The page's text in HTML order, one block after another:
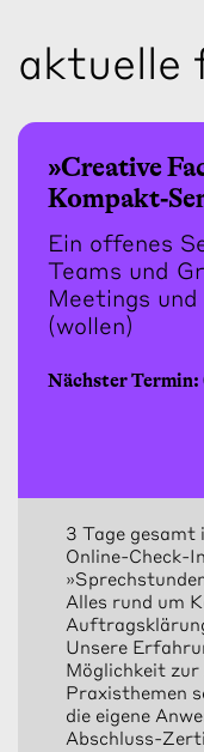
aktuelle
»Creative
Kompakt-
Ein offenes
Teams und
Meetings
(wollen)
Nächster
3 Tage gesamt
Online-Check-
Alles rund um
Unsere
Möglichkeit zur
Praxisthemen
die eigene
Abschluss-